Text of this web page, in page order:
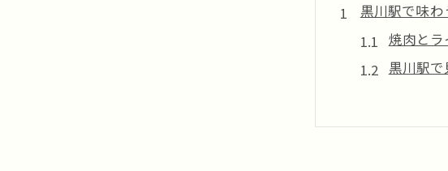
黒川駅で味
焼肉と
黒川駅
ライス
焼肉に